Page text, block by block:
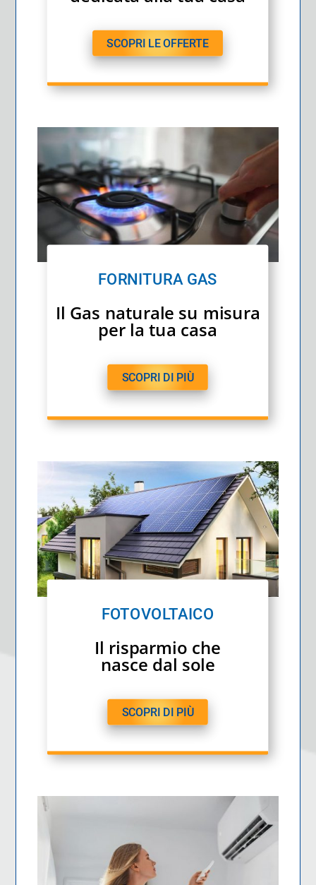
SCOPRI LE OFFERTE
FORNITURA GAS
Il Gas naturale su misura
per la tua casa
SCOPRI DI PIÙ
FOTOVOLTAICO
Il risparmio che
nasce dal sole
SCOPRI DI PIÙ